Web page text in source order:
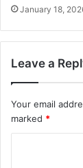
January 18,
Leave a
Your email
marked *